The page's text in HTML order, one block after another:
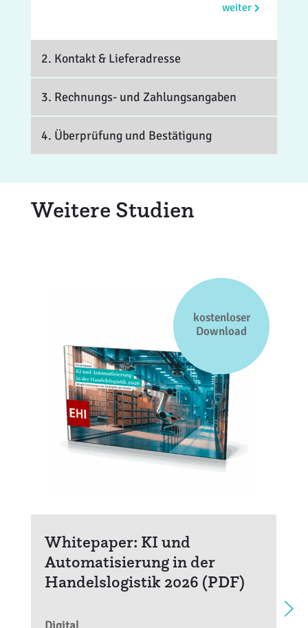
weiter
2. Kontakt& Lieferadresse
3. Rechnungs- und Zahlungsangaben
4. Überprüfung und Bestätigung
Weitere Studien
kostenloser
Download
Whitepaper: KI und
Automatisierung in der
Handelslogistik 2026 (PDF)